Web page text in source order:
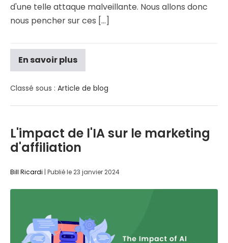
d'une telle attaque malveillante. Nous allons donc
nous pencher sur ces [...]
En savoir plus
Classé sous : Article de blog
L'impact de l'IA sur le marketing
d'affiliation
Bill Ricardi | Publié le23 janvier 2024